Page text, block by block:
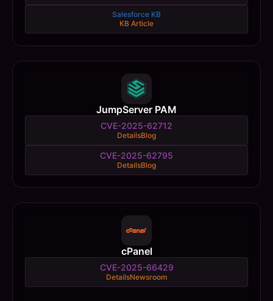
Salesforce KB
KB Article
JumpServer PAM
CVE-2025-62712
DetailsBlog
CVE-2025-62795
DetailsBlog
cPanel
CVE-2025-66429
DetailsNewsroom